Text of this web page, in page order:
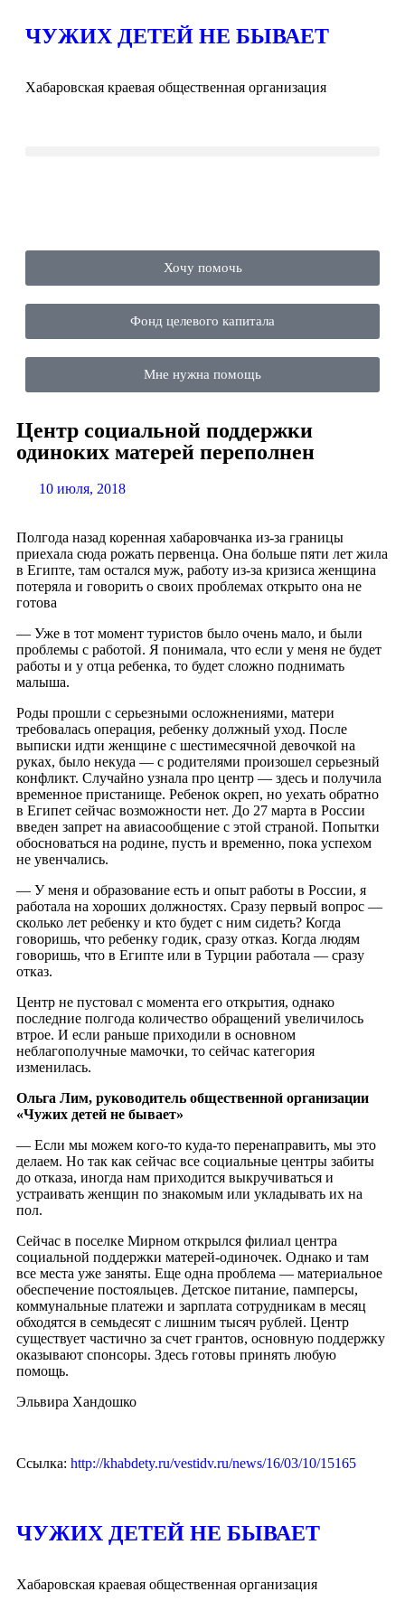
ЧУЖИХ ДЕТЕЙ НЕ БЫВАЕТ
Хабаровская краевая общественная организация
Хочу помочь
Фонд целевого капитала
Мне нужна помощь
Центр социальной поддержки
одиноких матерей переполнен
10 июля, 2018
Полгода назад коренная хабаровчанка из-за границы
приехала сюда рожать первенца. Она больше пяти лет жила
в Египте, там остался муж, работу из-за кризиса женщина
потеряла и говорить о своих проблемах открыто она не
готова
— Уже в тот момент туристов было очень мало, и были
проблемы с работой. Я понимала, что если у меня не будет
работы и у отца ребенка, то будет сложно поднимать
малыша.
Роды прошли с серьезными осложнениями, матери
требовалась операция, ребенку должный уход. После
выписки идти женщине с шестимесячной девочкой на
руках, было некуда — с родителями произошел серьезный
конфликт. Случайно узнала про центр — здесь и получила
временное пристанище. Ребенок окреп, но уехать обратно
в Египет сейчас возможности нет. До 27 марта в России
введен запрет на авиасообщение с этой страной. Попытки
обосноваться на родине, пусть и временно, пока успехом
не увенчались.
— У меня и образование есть и опыт работы в России, я
работала на хороших должностях. Сразу первый вопрос —
сколько лет ребенку и кто будет с ним сидеть? Когда
говоришь, что ребенку годик, сразу отказ. Когда людям
говоришь, что в Египте или в Турции работала — сразу
отказ.
Центр не пустовал с момента его открытия, однако
последние полгода количество обращений увеличилось
втрое. И если раньше приходили в основном
неблагополучные мамочки, то сейчас категория
изменилась.
Ольга Лим, руководитель общественной организации
«Чужих детей не бывает»
— Если мы можем кого-то куда-то перенаправить, мы это
делаем. Но так как сейчас все социальные центры забиты
до отказа, иногда нам приходится выкручиваться и
устраивать женщин по знакомым или укладывать их на
пол.
Сейчас в поселке Мирном открылся филиал центра
социальной поддержки матерей-одиночек. Однако и там
все места уже заняты. Еще одна проблема — материальное
обеспечение постояльцев. Детское питание, памперсы,
коммунальные платежи и зарплата сотрудникам в месяц
обходятся в семьдесят с лишним тысяч рублей. Центр
существует частично за счет грантов, основную поддержку
оказывают спонсоры. Здесь готовы принять любую
помощь.
Эльвира Хандошко
Ссылка: http://khabdety.ru/vestidv.ru/news/16/03/10/15165
ЧУЖИХ ДЕТЕЙ НЕ БЫВАЕТ
Хабаровская краевая общественная организация